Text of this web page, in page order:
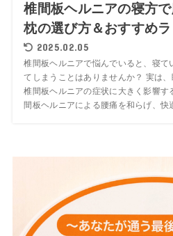
椎間板ヘルニアの寝方
枕の選び方＆おすすめ
2025.02.05
椎間板ヘルニアで悩んでいると、寝て
てしまうことはありませんか？ 実は、
椎間板ヘルニアの症状に大きく影響す
間板ヘルニアによる腰痛を和らげ、快